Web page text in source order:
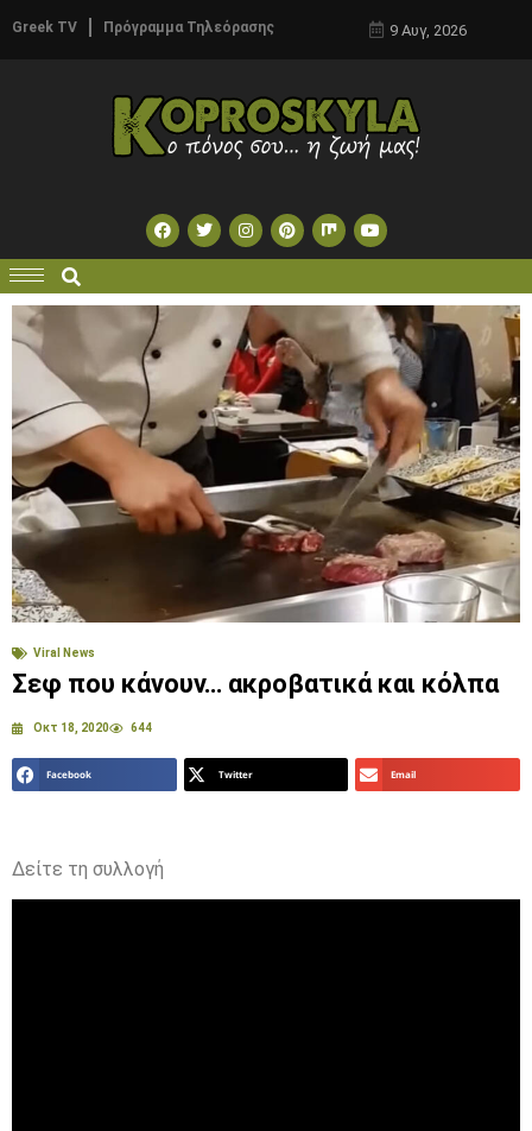
Greek TV Πρόγραμμα Τηλεόρασης 9 Αυγ, 2026
Viral News
Σεφ που κάνουν… ακροβατικά και κόλπα
Οκτ 18, 2020 644
Facebook Twitter Email
Δείτε τη συλλογή